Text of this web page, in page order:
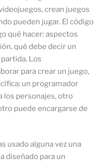
crean juegos
pueden jugar. El código
qué hacer: aspectos
qué debe decir un
Los
para crear un juego,
un programador
los personajes, otro
puede encargarse de
usado alguna vez una
diseñado para un